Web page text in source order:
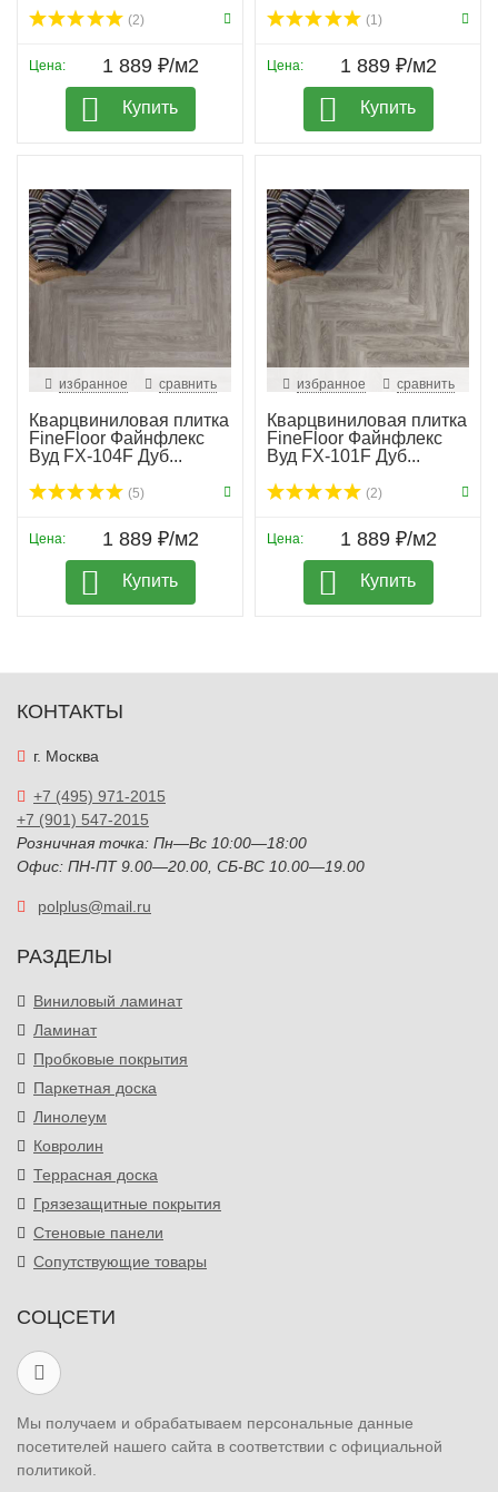
(2)
Цена: 1 889 ₽/м2
Купить
(1)
Цена: 1 889 ₽/м2
Купить
избранное сравнить
Кварцвиниловая плитка
FineFloor Файнфлекс
Вуд FX-104F Дуб...
(5)
Цена: 1 889 ₽/м2
Купить
избранное сравнить
Кварцвиниловая плитка
FineFloor Файнфлекс
Вуд FX-101F Дуб...
(2)
Цена: 1 889 ₽/м2
Купить
КОНТАКТЫ
г. Москва
+7 (495) 971-2015
+7 (901) 547-2015
Розничная точка: Пн—Вс 10:00—18:00
Офис: ПН-ПТ 9.00—20.00, СБ-ВС 10.00—19.00
polplus@mail.ru
РАЗДЕЛЫ
Виниловый ламинат
Ламинат
Пробковые покрытия
Паркетная доска
Линолеум
Ковролин
Террасная доска
Грязезащитные покрытия
Стеновые панели
Сопутствующие товары
СОЦСЕТИ
Мы получаем и обрабатываем персональные данные
посетителей нашего сайта в соответствии с официальной
политикой.